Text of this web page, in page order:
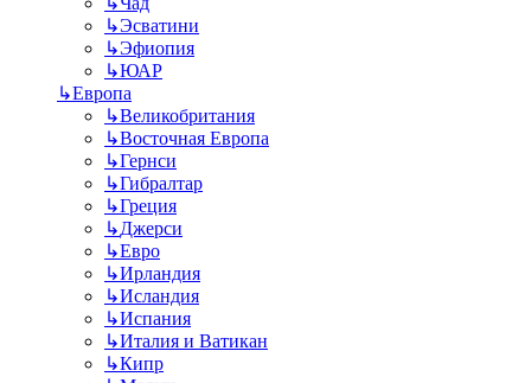
↳Эсватини
↳Эфиопия
↳ЮАР
↳Европа
↳Великобритания
↳Восточная Европа
↳Гернси
↳Гибралтар
↳Греция
↳Джерси
↳Евро
↳Ирландия
↳Исландия
↳Испания
↳Италия и Ватикан
↳Кипр